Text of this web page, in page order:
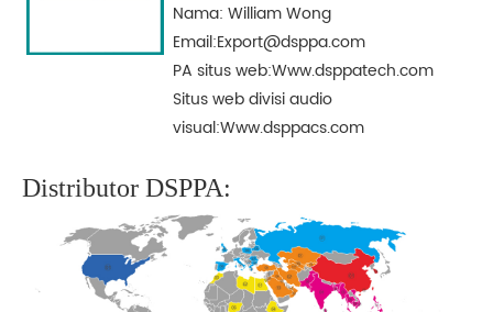
Nama: William Wong
Email:Export@dsppa.com
PA situs web:Www.dsppatech.com
Situs web divisi audio
visual:Www.dsppacs.com
Distributor DSPPA: